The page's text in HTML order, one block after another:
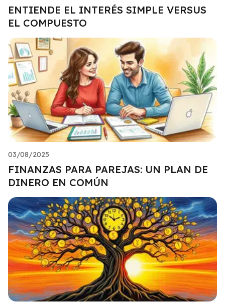
ENTIENDE EL INTERÉS SIMPLE VERSUS
EL COMPUESTO
03/08/2025
FINANZAS PARA PAREJAS: UN PLAN DE
DINERO EN COMÚN